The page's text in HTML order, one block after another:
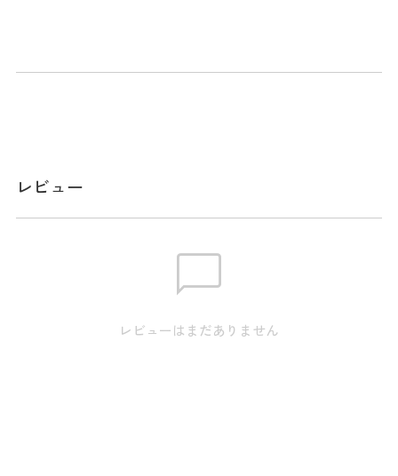
物をまとめて収納できる、使い勝手抜群のカートバッグで
ポケットの他にも、整理整頓しながら細かなもの収納しやす
い内ポケットも配置しています。
の幅広いシーンで大活躍します。
レビュー
レビューはまだありません